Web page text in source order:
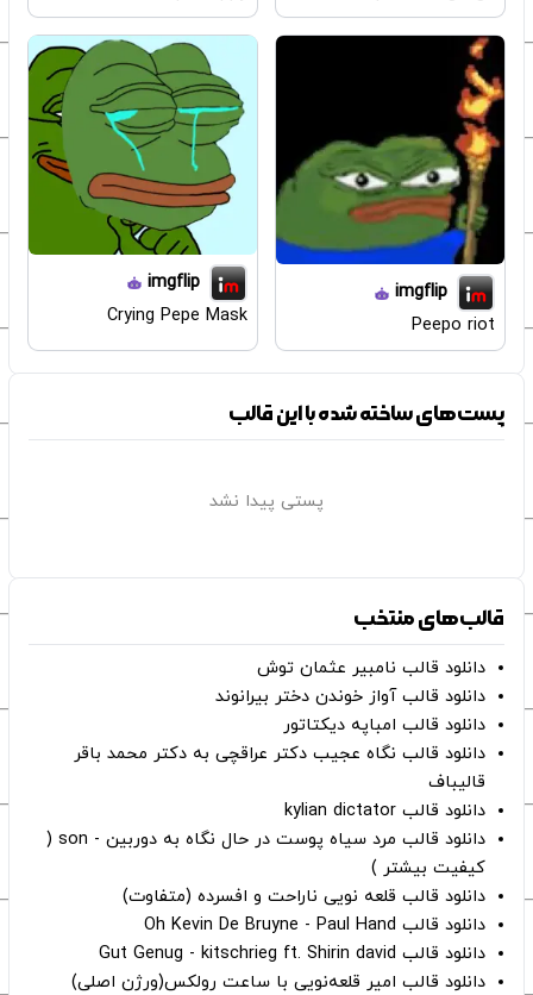
imgflip
Peepo riot
imgflip
Crying Pepe Mask
پست‌های ساخته شده با این قالب
پستی پیدا نشد
قالب‌های منتخب
دانلود قالب نامبیر عثمان ‌توش
دانلود قالب آواز خوندن دختر بیرانوند
دانلود قالب امباپه دیکتاتور
دانلود قالب نگاه عجیب دکتر عراقچی به دکتر محمد باقر
قالیباف
دانلود قالب kylian dictator
دانلود قالب مرد سیاه پوست در حال نگاه به دوربین - son (
کیفیت بیشتر )
دانلود قالب قلعه نویی ناراحت و افسرده (متفاوت)
دانلود قالب Oh Kevin De Bruyne - Paul Hand
دانلود قالب Gut Genug - kitschrieg ft. Shirin david
دانلود قالب امیر قلعه‌نویی با ساعت رولکس(ورژن اصلی)